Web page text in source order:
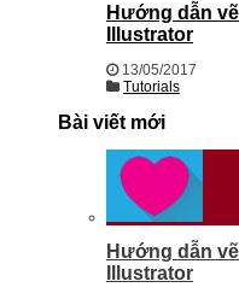
Hướng dẫn
Illustrator
13/05/2017
Tutorials
Bài viết mới
Hướng dẫn
Illustrator